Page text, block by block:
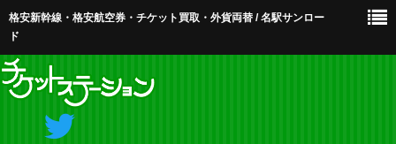
格安新幹線・格安航空券・チケット買取・外貨両替 / 名駅サンロー
ド